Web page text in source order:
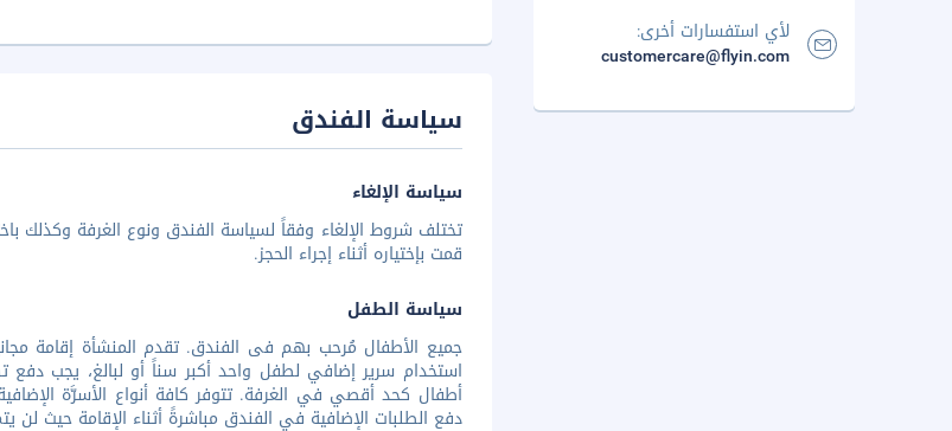
سياسة الفندق
سياسة الإلغاء
تختلف شروط الإلغاء وفقاً لسياسة الفندق ونوع الغرفة وكذلك
قمت بإختياره أثناء إجراء الحجز.
سياسة الطفل
جميع الأطفال مُرحب بهم فى الفندق. تقدم المنشأة إقامة
استخدام سرير إضافي لطفل واحد أكبر سناً أو لبالغ، يجب دفع
أطفال كحد أقصي في الغرفة. تتوفر كافة أنواع الأسرَّة
دفع الطلبات الإضافية في الفندق مباشرةً أثناء الإقامة حيث لن
لأي استفسارات أخرى:
customercare@flyin.com